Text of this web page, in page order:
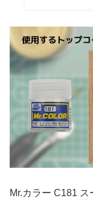
Mr.カラー C181